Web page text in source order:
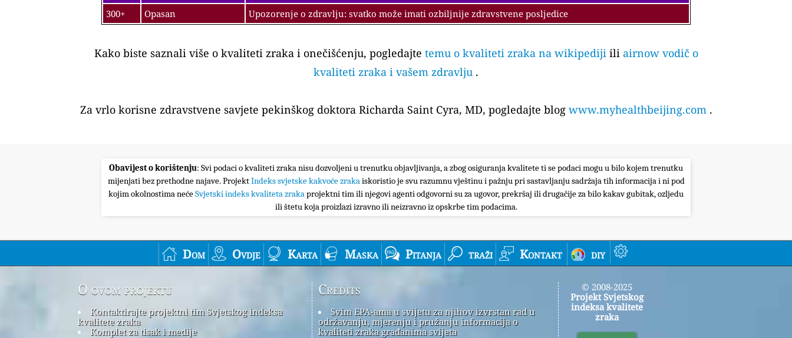
300+
Opasan Upozorenje o zdravlju: svatko može imati ozbiljnije zdravstvene posljedice
Kako biste saznali više o kvaliteti zraka i onečišćenju, pogledajte temu o kvaliteti zraka na wikipedijiili airnow vodič o
kvaliteti zraka i vašem zdravlju .
Za vrlo korisne zdravstvene savjete pekinškog doktora Richarda Saint Cyra, MD, pogledajte blog www.myhealthbeijing.com.
Obavijest o korištenju: Svi podaci o kvaliteti zraka nisu dozvoljeni u trenutku objavljivanja, a zbog osiguranja kvalitete ti se podaci mogu u bilo kojem trenutku
mijenjati bez prethodne najave. ProjektIndeks svjetske kakvoće zrakaiskoristio je svu razumnu vještinu i pažnju pri sastavljanju sadržaja tih informacija i ni pod
kojim okolnostima nećeSvjetski indeks kvaliteta zrakaprojektni tim ili njegovi agenti odgovorni su za ugovor, prekršaj ili drugačije za bilo kakav gubitak, ozljedu
ili štetu koja proizlazi izravno ili neizravno iz opskrbe tim podacima.
Dom Ovdje Karta Maska Pitanja traži Kontakt diy
O ovom projektu
Kontaktirajte projektni tim Svjetskog indeksa
kvalitete zraka
Komplet za tisak i medije
Credits
Svim EPA-ama u svijetu za njihov izvrstan rad u
održavanju, mjerenju i pružanju informacija o
kvaliteti zraka građanima svijeta
© 2008-2025
Projekt Svjetskog
indeksa kvalitete
zraka